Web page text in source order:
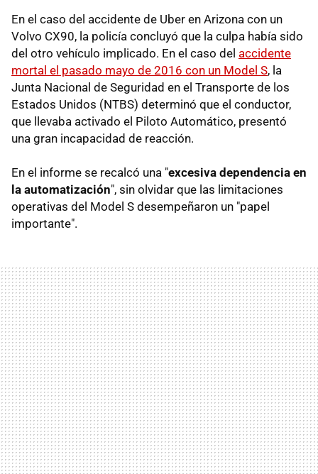
En el caso del accidente de Uber en Arizona con un
Volvo CX90, la policía concluyó que la culpa había sido
del otro vehículo implicado. En el caso del accidente
mortal el pasado mayo de 2016 con un Model S, la
Junta Nacional de Seguridad en el Transporte de los
Estados Unidos (NTBS) determinó que el conductor,
que llevaba activado el Piloto Automático, presentó
una gran incapacidad de reacción.
En el informe se recalcó una "excesiva dependencia en
la automatización", sin olvidar que las limitaciones
operativas del Model S desempeñaron un "papel
importante".